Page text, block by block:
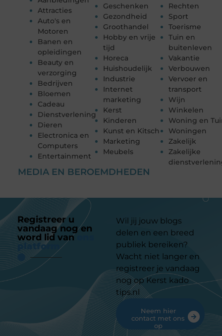
Attracties
Auto's en
Motoren
Banen en
opleidingen
Beauty en
verzorging
Bedrijven
Bloemen
Cadeau
Dienstverlening
Dieren
Electronica en
Computers
Entertainment
Geschenken
Gezondheid
Groothandel
Hobby en vrije
tijd
Horeca
Huishoudelijk
Industrie
Internet
marketing
Kerst
Kinderen
Kunst en Kitsch
Marketing
Meubels
Rechten
Sport
Toerisme
Tuin en
buitenleven
Vakantie
Verbouwen
Vervoer en
transport
Wijn
Winkelen
Woning en
Woningen
Zakelijk
Zakelijke
MEDIA EN BEROEMDHEDEN
Registreer u
vandaag nog en
word lid van
platform
Wil jij jouw blogs
delen en een breed
publiek bereiken?
Wacht niet langer en
registreer je vandaag
nog op Kerst kado
tips.nl
Neem hier
contact met ons
op